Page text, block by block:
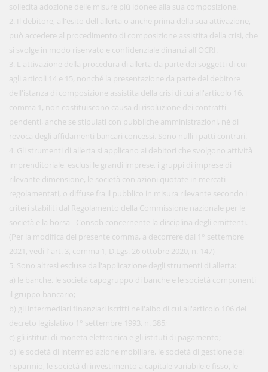
sollecita adozione delle misure più idonee alla sua composizione.
2. Il debitore, all'esito dell'allerta o anche prima della sua attivazione,
può accedere al procedimento di composizione assistita della crisi, che
si svolge in modo riservato e confidenziale dinanzi all'OCRI.
3. L'attivazione della procedura di allerta da parte dei soggetti di cui
agli articoli 14 e 15, nonché la presentazione da parte del debitore
dell'istanza di composizione assistita della crisi di cui all'articolo 16,
comma 1, non costituiscono causa di risoluzione dei contratti
pendenti, anche se stipulati con pubbliche amministrazioni, né di
revoca degli affidamenti bancari concessi. Sono nulli i patti contrari.
4. Gli strumenti di allerta si applicano ai debitori che svolgono attività
imprenditoriale, esclusi le grandi imprese, i gruppi di imprese di
rilevante dimensione, le società con azioni quotate in mercati
regolamentati, o diffuse fra il pubblico in misura rilevante secondo i
criteri stabiliti dal Regolamento della Commissione nazionale per le
società e la borsa - Consob concernente la disciplina degli emittenti.
(Per la modifica del presente comma, a decorrere dal 1° settembre
2021, vedi l’ art. 3, comma 1, D.Lgs. 26 ottobre 2020, n. 147)
5. Sono altresì escluse dall'applicazione degli strumenti di allerta:
a) le banche, le società capogruppo di banche e le società componenti
il gruppo bancario;
b) gli intermediari finanziari iscritti nell'albo di cui all'articolo 106 del
decreto legislativo 1° settembre 1993, n. 385;
c) gli istituti di moneta elettronica e gli istituti di pagamento;
d) le società di intermediazione mobiliare, le società di gestione del
risparmio, le società di investimento a capitale variabile e fisso, le